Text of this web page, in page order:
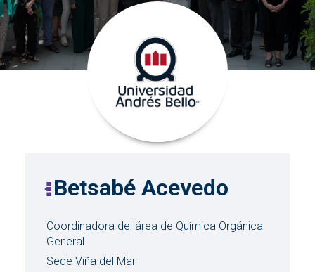
Betsabé Acevedo
Coordinadora del área de Química Orgánica
General
Sede Viña del Mar